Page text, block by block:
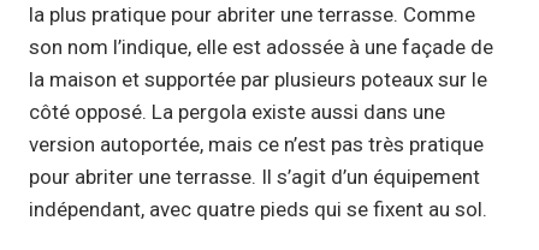
la plus pratique pour abriter une terrasse. Comme
son nom l’indique, elle est adossée à une façade de
la maison et supportée par plusieurs poteaux sur le
côté opposé. La pergola existe aussi dans une
version autoportée, mais ce n’est pas très pratique
pour abriter une terrasse. Il s’agit d’un équipement
indépendant, avec quatre pieds qui se fixent au sol.